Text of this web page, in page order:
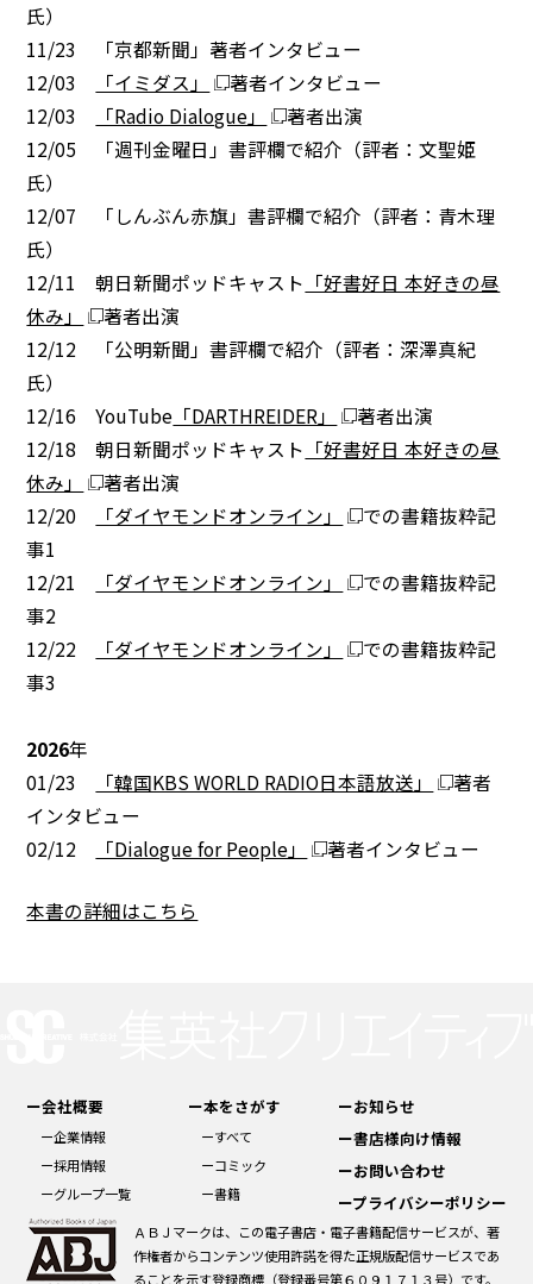
氏）
11/23 「京都新聞」著者インタビュー
12/03
「イミダス」
著者インタビュー
12/03
「Radio Dialogue」
著者出演
12/05 「週刊金曜日」書評欄で紹介（評者：文聖姫
氏）
12/07 「しんぶん赤旗」書評欄で紹介（評者：青木理
氏）
12/11 朝日新聞ポッドキャスト 「好書好日 本好きの昼
休み」
著者出演
12/12 「公明新聞」書評欄で紹介（評者：深澤真紀
氏）
12/16 YouTube 「DARTHREIDER」
著者出演
12/18 朝日新聞ポッドキャスト 「好書好日 本好きの昼
休み」
著者出演
12/20
「ダイヤモンドオンライン」
での書籍抜粋記
事1
12/21
「ダイヤモンドオンライン」
での書籍抜粋記
事2
12/22
「ダイヤモンドオンライン」
での書籍抜粋記
事3
2026年
01/23
「韓国KBS WORLD RADIO日本語放送」
著者
インタビュー
02/12
「Dialogue for People」 著者インタビュー
本書の詳細はこちら
ー会社概要
ー企業情報
ー採用情報
ーグループ一覧
ー本をさがす
ーすべて
ーコミック
ー書籍
ーお知らせ
ー書店様向け情報
ーお問い合わせ
ープライバシーポリシー
ＡＢＪマークは、この電子書店・電子書籍配信サービスが、著
作権者からコンテンツ使用許諾を得た正規版配信サービスであ
ることを示す登録商標（登録番号第６０９１７１３号）です。